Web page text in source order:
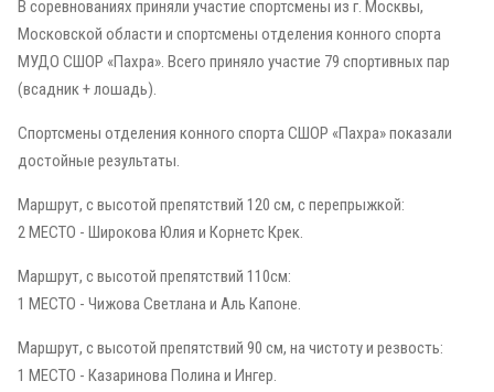
В соревнованиях приняли участие спортсмены из г. Москвы,
Московской области и спортсмены отделения конного спорта
МУДО СШОР «Пахра». Всего приняло участие 79 спортивных пар
(всадник + лошадь).
Спортсмены отделения конного спорта СШОР «Пахра» показали
достойные результаты.
Маршрут, с высотой препятствий 120 см, с перепрыжкой:
2 МЕСТО - Широкова Юлия и Корнетс Крек.
Маршрут, с высотой препятствий 110см:
1 МЕСТО - Чижова Светлана и Аль Капоне.
Маршрут, с высотой препятствий 90 см, на чистоту и резвость:
1 МЕСТО - Казаринова Полина и Ингер.